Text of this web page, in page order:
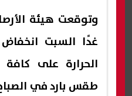
وتوقعت هيئة
غدًا السبت
الحرارة على
طقس بارد في الصباح